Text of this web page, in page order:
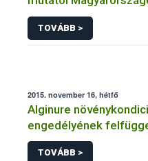
TOVÁBB >
2015. november 16, hétfő
Alginure
engedélyének
TOVÁBB >